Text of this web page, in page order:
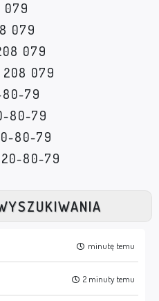
079
079
079
079
79
80-79
80-79
80-79
minutę temu
2 minuty temu